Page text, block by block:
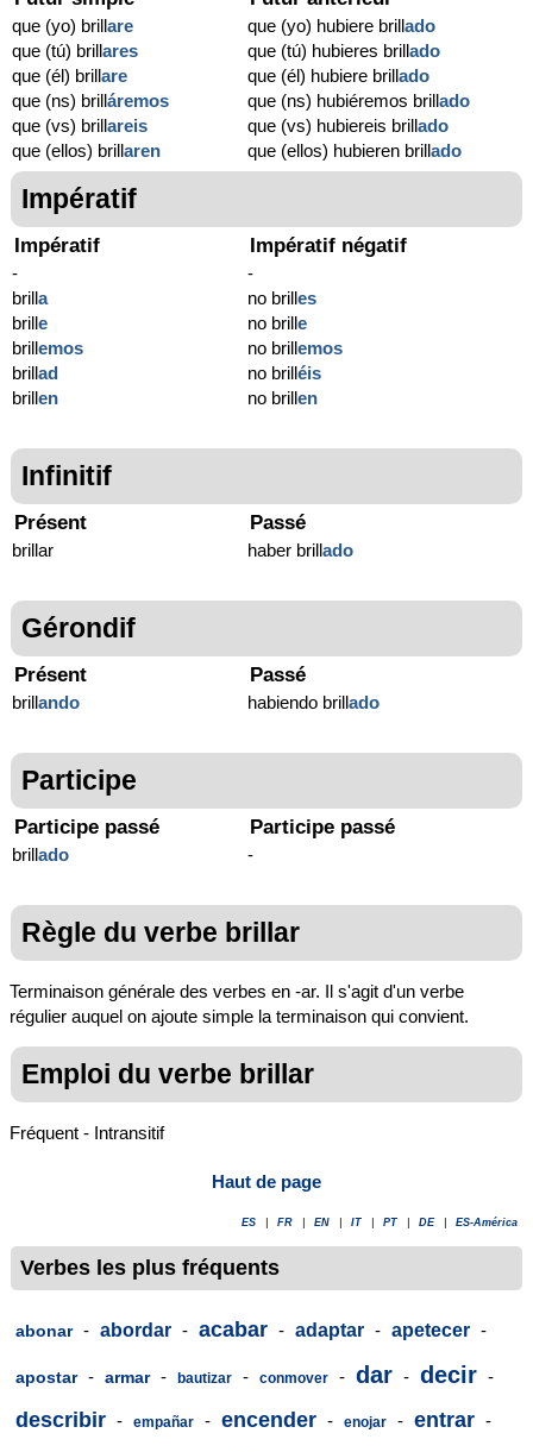
que (yo) brillare
que (tú) brillares
que (él) brillare
que (ns) brilláremos
que (vs) brillareis
que (ellos) brillaren
que (yo) hubiere brillado
que (tú) hubieres brillado
que (él) hubiere brillado
que (ns) hubiéremos brillado
que (vs) hubiereis brillado
que (ellos) hubieren brillado
Impératif
Impératif
-
brilla
brille
brillemos
brillad
brillen
Impératif négatif
-
no brilles
no brille
no brillemos
no brilléis
no brillen
Infinitif
Présent
brillar
Passé
haber brillado
Gérondif
Présent
brillando
Passé
habiendo brillado
Participe
Participe passé
brillado
Participe passé
-
Règle du verbe brillar
Terminaison générale des verbes en -ar. Il s'agit d'un verbe
régulier auquel on ajoute simple la terminaison qui convient.
Emploi du verbe brillar
Fréquent - Intransitif
Haut de page
ES FR EN IT PT DE ES-América
Verbes les plus fréquents
abonar - abordar - acabar - adaptar - apetecer -
apostar - armar - bautizar - conmover - dar - decir -
describir - empañar - encender - enojar - entrar -